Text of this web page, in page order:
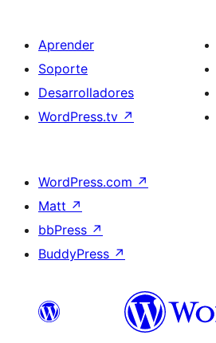
Aprender
Soporte
Desarrolladores
WordPress.tv ↗
WordPress.com ↗
Matt ↗
bbPress ↗
BuddyPress ↗